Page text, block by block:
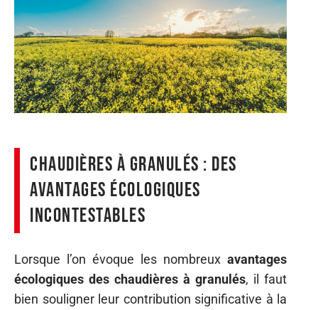
Chaudières à granulés : des
avantages écologiques
incontestables
Lorsque l’on évoque les nombreux avantages
écologiques des chaudières à granulés, il faut
bien souligner leur contribution significative à la